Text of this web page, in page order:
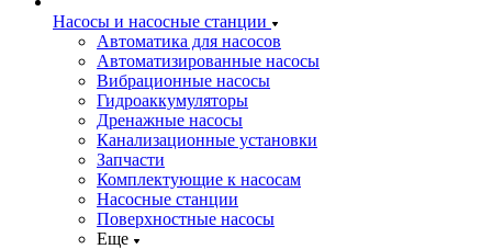
Насосы и насосные станции
Автоматика для насосов
Автоматизированные насосы
Вибрационные насосы
Гидроаккумуляторы
Дренажные насосы
Канализационные установки
Запчасти
Комплектующие к насосам
Насосные станции
Поверхностные насосы
Еще